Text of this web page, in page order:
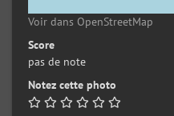
Voir dans OpenStreetMap
Score
pas de note
Notez cette photo